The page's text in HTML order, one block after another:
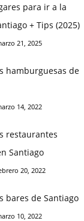
para ir a la
+ Tips (2025)
21, 2025
hamburguesas de
14, 2022
restaurantes
Santiago
20, 2022
bares de Santiago
10, 2022